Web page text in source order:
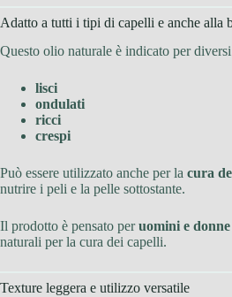
Adatto a tutti i tipi di capelli e anche alla
Questo olio naturale è indicato per
lisci
ondulati
ricci
crespi
Può essere utilizzato anche per la cura
nutrire i peli e la pelle sottostante.
Il prodotto è pensato peruomini e donne
naturali per la cura dei capelli.
Texture leggera e utilizzo versatile